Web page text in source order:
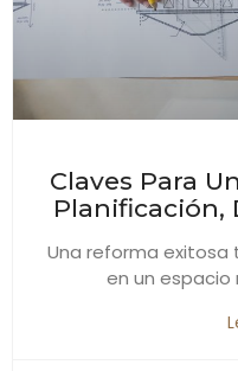
Claves Para
Planificación,
Una reforma exitosa
en un espacio